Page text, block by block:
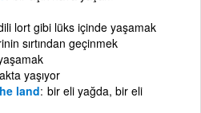
lort gibi lüks içinde yaşamak
sırtından geçinmek
yaşıyor
land bir eli yağda, bir eli